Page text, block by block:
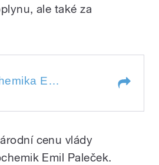
ale také za
Emila Palečka,
Česká hlava.
Jana Olivová pozvala k mikrofonu biochemika Emila Palečka, čerstvého nositele letošní Národní ceny vlády Česká hlava.
cenu vlády
Emil Paleček.